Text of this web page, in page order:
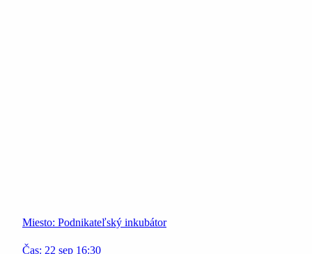
Miesto: Podnikateľský inkubátor
Čas: 22 sep 16:30